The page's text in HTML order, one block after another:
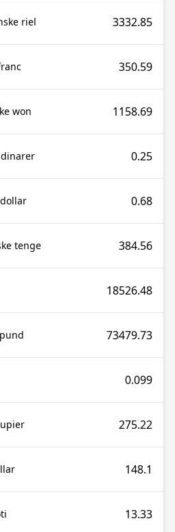
riel 3332.85
350.59
won 1158.69
dinarer 0.25
dollar 0.68
tenge 384.56
18526.48
73479.73
0.099
275.22
148.1
13.33